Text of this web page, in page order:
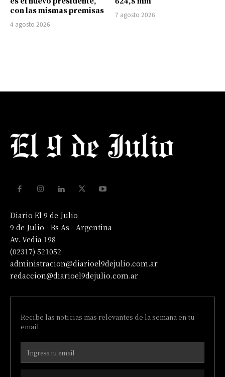
con las mismas premisas
4 agosto 2026
7 agosto 2026
Diario El 9 de Julio
9 de Julio - Bs As - Argentina
Av. Vedia 198
(02317) 521052
administracion@diarioel9dejulio.com.ar
redaccion@diarioel9dejulio.com.ar
Recibe las noticias mas relevantes de la semana en tu
email.